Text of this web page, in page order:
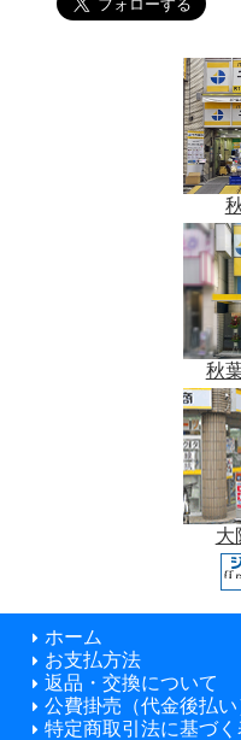
秋
大
ホーム
お支払方法
返品・交換について
公費掛売（代金後払い
特定商取引法に基づ